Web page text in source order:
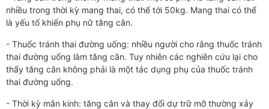
nhiều trong thời kỳ mang thai, có thể tới 50kg. Mang thai có thể
là yếu tố khiến phụ nữ tăng cân.
- Thuốc tránh thai đường uống: nhiều người cho rằng thuốc tránh
thai đường uống làm tăng cân. Tuy nhiên các nghiên cứu lại cho
thấy tăng cân không phải là một tác dụng phụ của thuốc tránh
thai đường uống.
- Thời kỳ mãn kinh: tăng cân và thay đổi dự trữ mỡ thường xảy